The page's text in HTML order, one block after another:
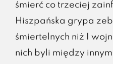
śmierć co trzeciej
Hiszpańska grypa
śmiertelnych niż I
nich byli między